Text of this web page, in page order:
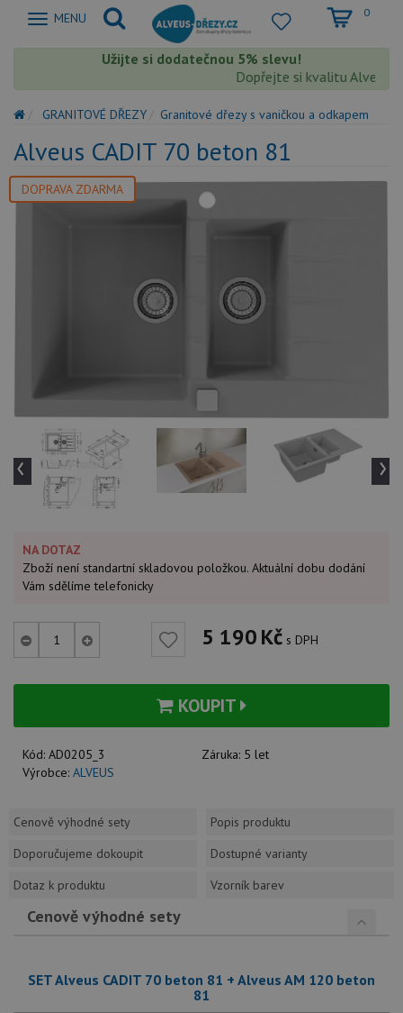
Zobrazit
MENU 0
Užijte si dodatečnou 5% slevu!
Dopřejte si kvalitu Alveus s
GRANITOVÉ DŘEZY Granitové dřezy s vaničkou a odkapem
Alveus CADIT 70 beton 81
DOPRAVA ZDARMA
‹ ›
NA DOTAZ
Zboží není standartní skladovou položkou. Aktuální dobu dodání
Vám sdělíme telefonicky
5 190Kč s DPH
KOUPIT
Kód: AD0205_3 Záruka: 5 let
Výrobce: ALVEUS
Cenově výhodné sety
Popis produktu
Doporučujeme dokoupit
Dostupné varianty
Dotaz k produktu
Vzorník barev
Cenově výhodné sety
SET Alveus CADIT 70 beton 81 + Alveus AM 120 beton
81